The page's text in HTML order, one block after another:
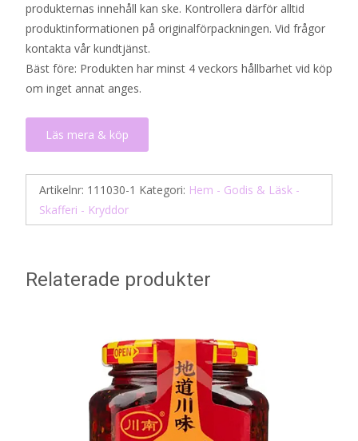
produkternas innehåll kan ske. Kontrollera därför alltid
produktinformationen på originalförpackningen. Vid frågor
kontakta vår kundtjänst.
Bäst före: Produkten har minst 4 veckors hållbarhet vid köp
om inget annat anges.
Läs mera & köp
Artikelnr: 111030-1 Kategori: Hem - Godis & Läsk -
Skafferi - Kryddor
Relaterade produkter